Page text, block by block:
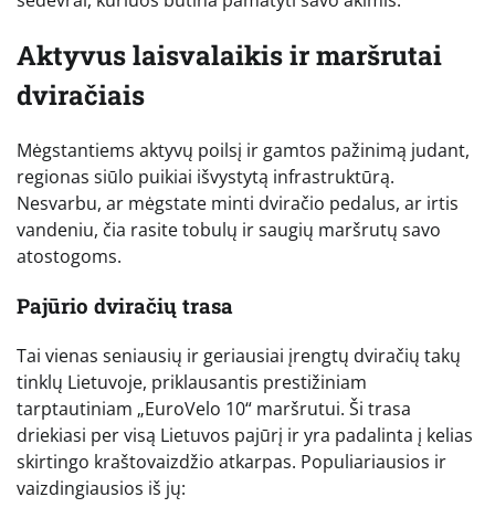
Aktyvus laisvalaikis ir maršrutai
dviračiais
Mėgstantiems aktyvų poilsį ir gamtos pažinimą judant,
regionas siūlo puikiai išvystytą infrastruktūrą.
Nesvarbu, ar mėgstate minti dviračio pedalus, ar irtis
vandeniu, čia rasite tobulų ir saugių maršrutų savo
atostogoms.
Pajūrio dviračių trasa
Tai vienas seniausių ir geriausiai įrengtų dviračių takų
tinklų Lietuvoje, priklausantis prestižiniam
tarptautiniam „EuroVelo 10“ maršrutui. Ši trasa
driekiasi per visą Lietuvos pajūrį ir yra padalinta į kelias
skirtingo kraštovaizdžio atkarpas. Populiariausios ir
vaizdingiausios iš jų: